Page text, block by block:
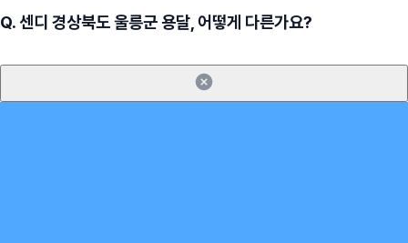
Q.센디 경상북도 울릉군 용달, 어떻게 다른가요?